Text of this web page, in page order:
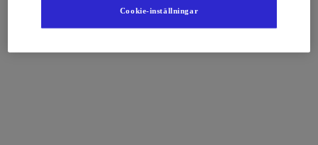
Cookie-inställningar